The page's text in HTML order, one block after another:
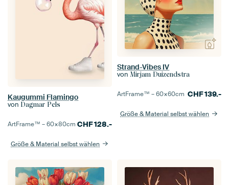
Kaugummi Flamingo
von Dagmar Pels
ArtFrame™ –60×80cm CHF128.-
Größe & Material selbst wählen
Strand-Vibes IV
von Mirjam Duizendstra
ArtFrame™ –60×60cm CHF139.-
Größe & Material selbst wählen